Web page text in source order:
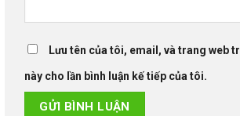
Lưu tên của tôi, email, và trang web
này cho lần bình luận kế tiếp của tôi.